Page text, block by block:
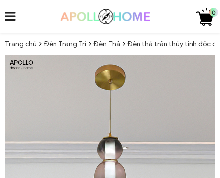
0
Trang chủ Đèn Trang Trí Đèn Thả Đèn thả trần thủy tinh độc